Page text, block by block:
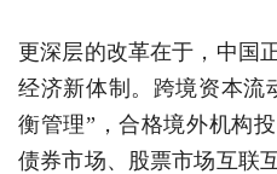
更深层的改革在于，中国
经济新体制。跨境资本流
衡管理”，合格境外机构
债券市场、股票市场互联